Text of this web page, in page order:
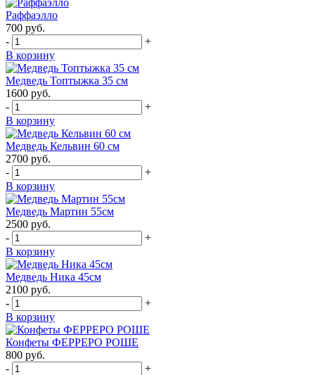
Раффаэлло
700 руб.
-
+
В корзину
Медведь Топтыжка 35 см
1600 руб.
-
+
В корзину
Медведь Кельвин 60 см
2700 руб.
-
+
В корзину
Медведь Мартин 55см
2500 руб.
-
+
В корзину
Медведь Ника 45см
2100 руб.
-
+
В корзину
Конфеты ФЕРРЕРО РОШЕ
800 руб.
-
+